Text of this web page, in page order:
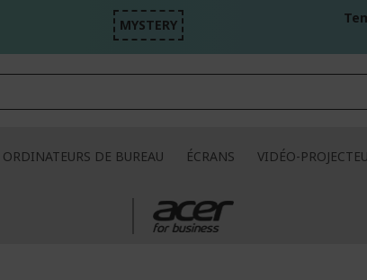
MYSTERY
ORDINATEURS DE BUREAU ÉCRANS VIDÉO-